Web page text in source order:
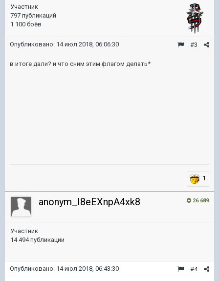
Участник
797 публикаций
1 100 боёв
#3
Опубликовано: 14 июл 2018, 06:06:30
в итоге дали? и что сним этим флагом делать*
1
26 689
anonym_I8eEXnpA4xk8
Участник
14 494 публикации
#4
Опубликовано: 14 июл 2018, 06:43:30